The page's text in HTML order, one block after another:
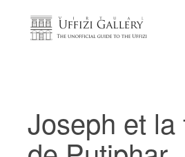
Accueil
Événements et
L' avis des
Joseph et la